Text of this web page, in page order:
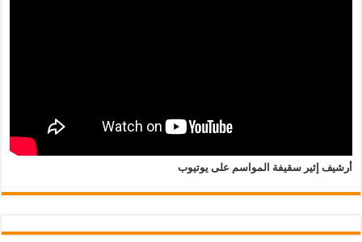
أرشيف إثير سقيفة المواسم على يوتيوب